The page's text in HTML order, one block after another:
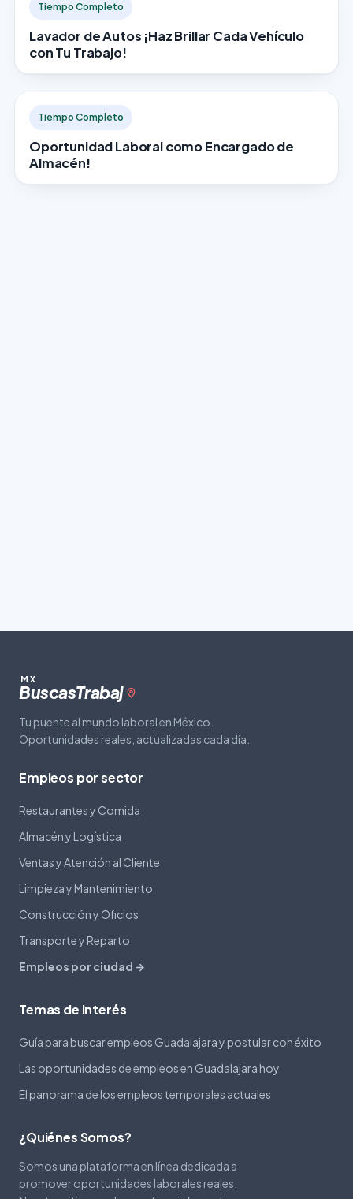
Tiempo Completo
Lavador de Autos ¡Haz Brillar Cada Vehículo
con Tu Trabajo!
Tiempo Completo
Oportunidad Laboral como Encargado de
Almacén!
MX
BuscasTrabaj
Tu puente al mundo laboral en México.
Oportunidades reales, actualizadas cada día.
Empleos por sector
Restaurantes y Comida
Almacén y Logística
Ventas y Atención al Cliente
Limpieza y Mantenimiento
Construcción y Oficios
Transporte y Reparto
Empleos por ciudad →
Temas de interés
Guía para buscar empleos Guadalajara y postular con éxito
Las oportunidades de empleos en Guadalajara hoy
El panorama de los empleos temporales actuales
¿Quiénes Somos?
Somos una plataforma en línea dedicada a
promover oportunidades laborales reales.